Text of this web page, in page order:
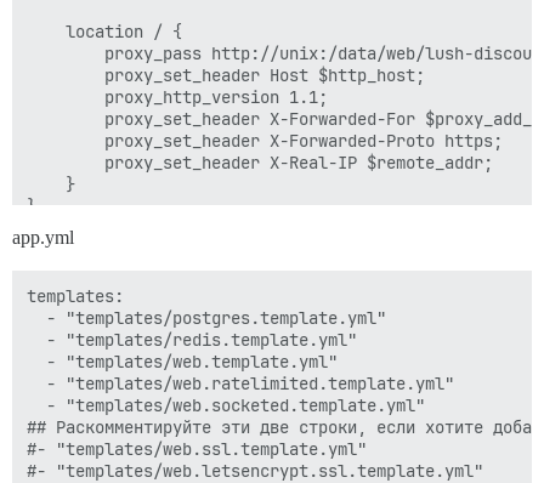
    location / {
proxy_pass http://unix:/data/web/lush-
        proxy_set_header Host $http_host;
        proxy_http_version 1.1;
proxy_set_header X-Forwarded-For
        proxy_set_header X-Forwarded-Proto https;
        proxy_set_header X-Real-IP $remote_addr;
    }
}
app.yml
templates:
  - "templates/postgres.template.yml"
  - "templates/redis.template.yml"
  - "templates/web.template.yml"
  - "templates/web.ratelimited.template.yml"
  - "templates/web.socketed.template.yml"
## Раскомментируйте эти две строки, если хотите
#- "templates/web.ssl.template.yml"
#- "templates/web.letsencrypt.ssl.template.yml"